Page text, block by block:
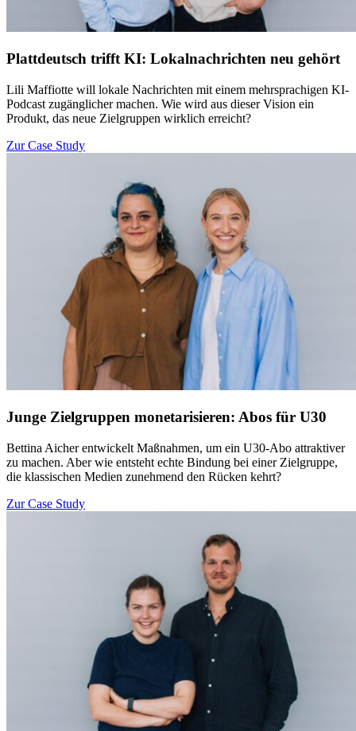
Plattdeutsch trifft KI: Lokalnachrichten neu gehört
Lili Maffiotte will lokale Nachrichten mit einem mehrsprachigen KI-
Podcast zugänglicher machen. Wie wird aus dieser Vision ein
Produkt, das neue Zielgruppen wirklich erreicht?
Zur Case Study
Junge Zielgruppen monetarisieren: Abos für U30
Bettina Aicher entwickelt Maßnahmen, um ein U30-Abo attraktiver
zu machen. Aber wie entsteht echte Bindung bei einer Zielgruppe,
die klassischen Medien zunehmend den Rücken kehrt?
Zur Case Study